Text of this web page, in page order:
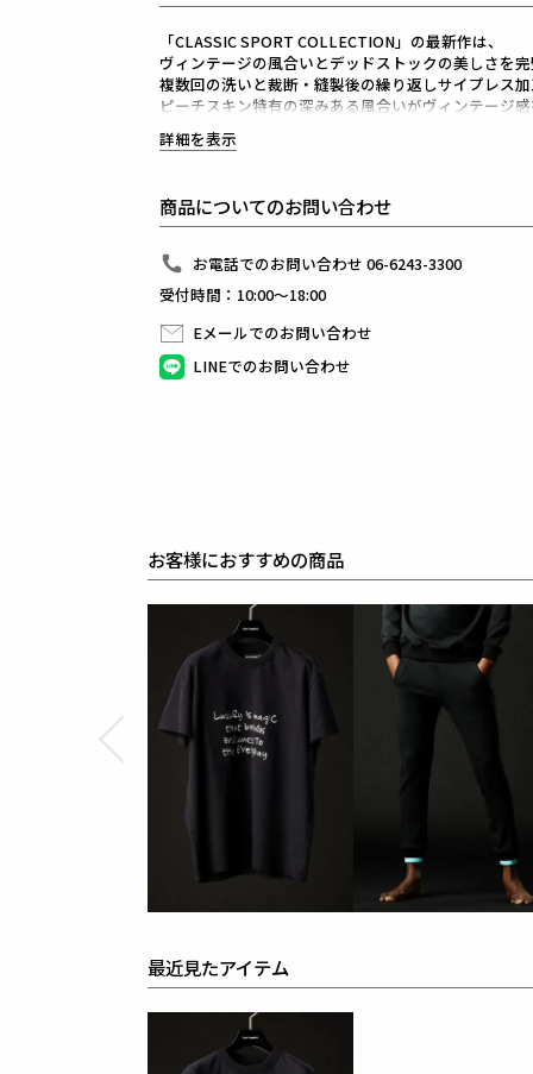
「CLASSIC SPORT COLLECTION」の最新作は、
ヴィンテージの風合いとデッドストックの美しさを
複数回の洗いと裁断・縫製後の繰り返しサイプレス
ピーチスキン特有の深みある風合いがヴィンテージ
ボディにはVol.13で新リリースされた「RELUX FIT
従来のCT018品番を基盤に、襟周りと着丈はそのま
綿素材独自の豊かな質感と上質さを存分に楽しめま
付け襟にはボディと同糸で編み立てたヴィンテージ
細部まで一切の妥協がない仕上がり。
水性ラバー顔料に発泡剤を混ぜた、
立体的なプリントで圧倒的な存在感を演出。
機能美とアート性が融合した、究極の一着。
着る者のスタイルを格上げする、他にない唯一無二
113 PROTOTYPE W LOGOが描かれた
水溶性ラバー剤に発泡剤を混ぜ合わせ膨らみのある
詳細を表示
商品についてのお問い合わせ
お電話でのお問い合わせ 06-6243-3300
受付時間：10:00～18:00
Eメールでのお問い合わせ
LINEでのお問い合わせ